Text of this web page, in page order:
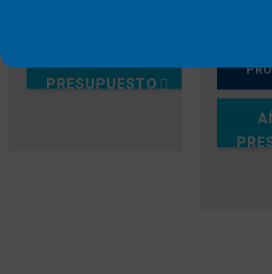
PRESUPUESTO